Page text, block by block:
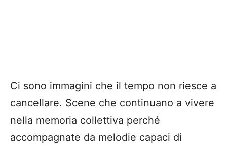
Ci sono immagini che il tempo non riesce a
cancellare. Scene che continuano a vivere
nella memoria collettiva perché
accompagnate da melodie capaci di